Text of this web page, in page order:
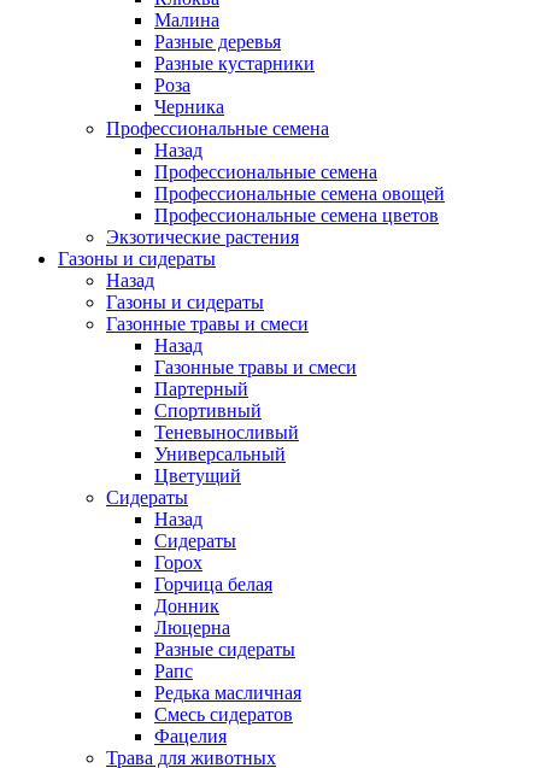
Малина
Разные деревья
Разные кустарники
Роза
Черника
Профессиональные семена
Назад
Профессиональные семена
Профессиональные семена овощей
Профессиональные семена цветов
Экзотические растения
Газоны и сидераты
Назад
Газоны и сидераты
Газонные травы и смеси
Назад
Газонные травы и смеси
Партерный
Спортивный
Теневыносливый
Универсальный
Цветущий
Сидераты
Назад
Сидераты
Горох
Горчица белая
Донник
Люцерна
Разные сидераты
Рапс
Редька масличная
Смесь сидератов
Фацелия
Трава для животных